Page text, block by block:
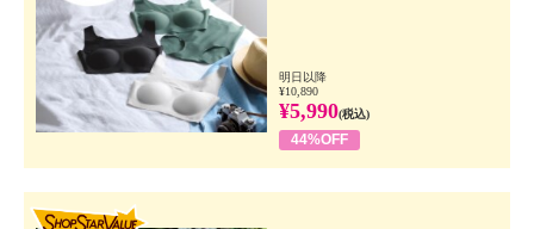
明日以降
¥10,890
¥5,990(税込)
44%OFF